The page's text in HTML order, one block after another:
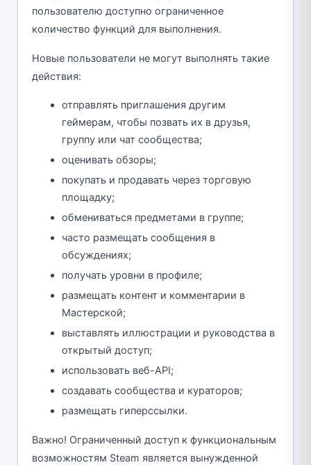
пользователю доступно ограниченное
количество функций для выполнения.
Новые пользователи не могут выполнять такие
действия:
отправлять приглашения другим
геймерам, чтобы позвать их в друзья,
группу или чат сообщества;
оценивать обзоры;
покупать и продавать через торговую
площадку;
обмениваться предметами в группе;
часто размещать сообщения в
обсуждениях;
получать уровни в профиле;
размещать контент и комментарии в
Мастерской;
выставлять иллюстрации и руководства в
открытый доступ;
использовать веб-API;
создавать сообщества и кураторов;
размещать гиперссылки.
Важно! Ограниченный доступ к функциональным
возможностям Steam является вынужденной